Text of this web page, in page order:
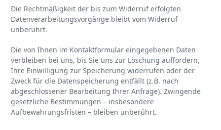
Die Rechtmäßigkeit der bis zum Widerruf erfolgten
Datenverarbeitungsvorgänge bleibt vom Widerruf
unberührt.
Die von Ihnen im Kontaktformular eingegebenen Daten
verbleiben bei uns, bis Sie uns zur Löschung auffordern,
Ihre Einwilligung zur Speicherung widerrufen oder der
Zweck für die Datenspeicherung entfällt (z.B. nach
abgeschlossener Bearbeitung Ihrer Anfrage). Zwingende
gesetzliche Bestimmungen – insbesondere
Aufbewahrungsfristen – bleiben unberührt.